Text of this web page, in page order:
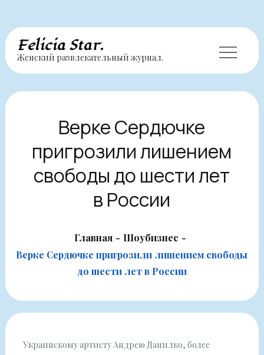
Перейти
содержимому
Felicia Star.
Женский развлекательный журнал.
Верке Сердючке
пригрозили лишением
свободы до шести лет
в России
Главная
Шоубизнес
Верке Сердючке пригрозили лишением свободы
до шести лет в России
Украинскому артисту Андрею Данилко, более